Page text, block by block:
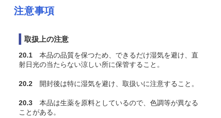
注意事項
取扱上の注意
20.1 本品の品質を保つため、できるだけ湿気を避け、直
射日光の当たらない涼しい所に保管すること。
20.2 開封後は特に湿気を避け、取扱いに注意すること。
20.3 本品は生薬を原料としているので、色調等が異なる
ことがある。